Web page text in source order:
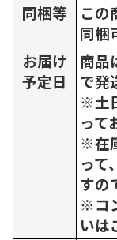
同梱等
この
同梱
お届け
予定日
商品
で発
※土
って
※在
って
すの
※コ
いは